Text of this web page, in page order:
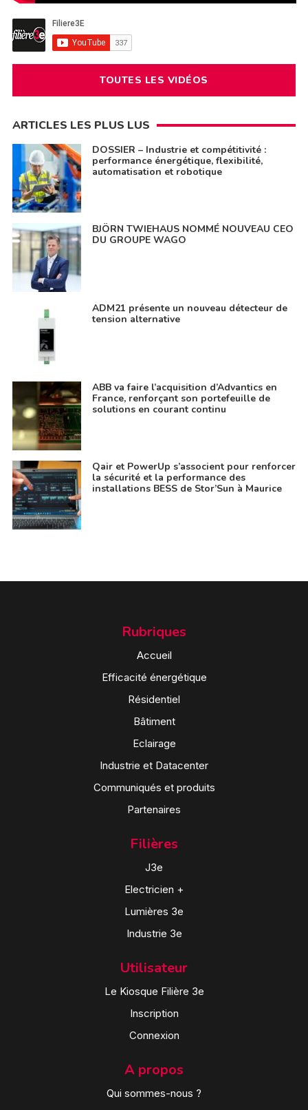
TOUTES LES VIDÉOS
ARTICLES LES PLUS LUS
DOSSIER – Industrie et compétitivité :
performance énergétique, flexibilité,
automatisation et robotique
BJÖRN TWIEHAUS NOMMÉ NOUVEAU CEO
DU GROUPE WAGO
ADM21 présente un nouveau détecteur de
tension alternative
ABB va faire l’acquisition d’Advantics en
France, renforçant son portefeuille de
solutions en courant continu
Qair et PowerUp s’associent pour renforcer
la sécurité et la performance des
installations BESS de Stor’Sun à Maurice
Rubriques
Accueil
Efficacité énergétique
Résidentiel
Bâtiment
Eclairage
Industrie et Datacenter
Communiqués et produits
Partenaires
Filières
J3e
Electricien +
Lumières 3e
Industrie 3e
Utilisateur
Le Kiosque Filière 3e
Inscription
Connexion
A propos
Qui sommes-nous ?